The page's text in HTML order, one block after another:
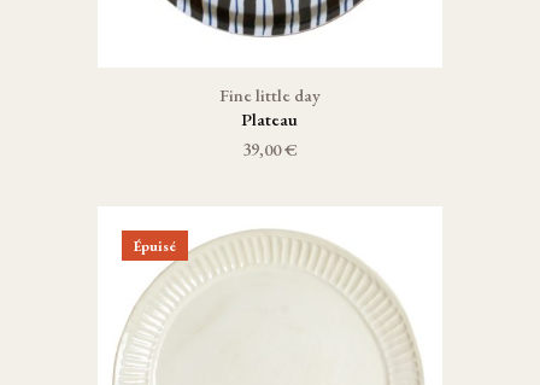
Fine little day
Plateau
39,00 €
Épuisé